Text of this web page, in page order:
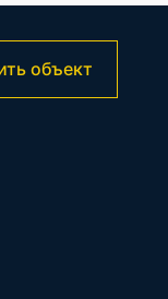
объект